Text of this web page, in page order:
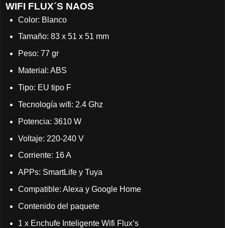
WIFI FLUX´S NAOS
Color: Blanco
Tamaño: 83 x 51 x 51 mm
Peso: 77 gr
Material: ABS
Tipo: EU tipo F
Tecnología wifi: 2.4 Ghz
Potencia: 3610 W
Voltaje: 220-240 V
Corriente: 16 A
APPs: SmartLife y Tuya
Compatible: Alexa y Google Home
Contenido del paquete
1 x Enchufe Inteligente Wifi Flux’s